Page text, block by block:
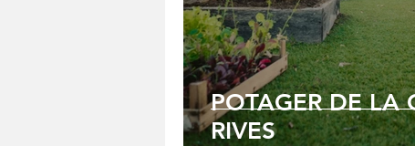
Science
POTAGER DE LA
RIVES